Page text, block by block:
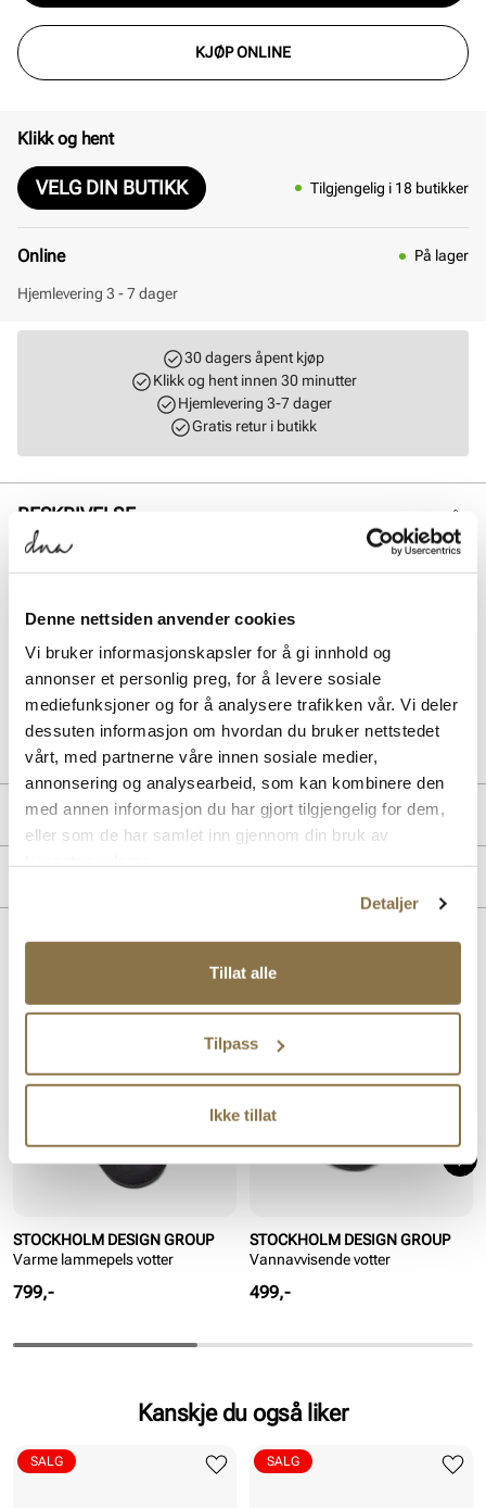
Denne nettsiden anvender cookies
Vi bruker informasjonskapsler for å gi innhold og
annonser et personlig preg, for å levere sosiale
mediefunksjoner og for å analysere trafikken vår. Vi deler
dessuten informasjon om hvordan du bruker nettstedet
vårt, med partnerne våre innen sosiale medier,
annonsering og analysearbeid, som kan kombinere den
med annen informasjon du har gjort tilgjengelig for dem,
eller som de har samlet inn gjennom din bruk av
Detaljer
Tillat alle
Tilpass
Ikke tillat
KJØP ONLINE
Klikk og hent
VELG DIN BUTIKK Tilgjengelig i 18 butikker
Online På lager
Hjemlevering 3 - 7 dager
30 dagers åpent kjøp
Klikk og hent innen 30 minutter
Hjemlevering 3-7 dager
Gratis retur i butikk
BESKRIVELSE
Myke og varme votter fra Stockholm Design Group, designet for god
komfort på kalde dager. Vottene er forsterket med mykt og behagelig
perfekt valg for deg som ønsker varme, funksjonalitet og stil i ett –
ideelle til både hverdagsbruk og utendørs aktiviteter. Størrelse: One
size
93427409
PRODUKTDETALJER
Lignende produkter
STOCKHOLM DESIGN GROUP
Varme lammepels votter
Pris
799,-
STOCKHOLM DESIGN GROUP
Vannavvisende votter
Pris
499,-
Kanskje du også liker
SALG SALG